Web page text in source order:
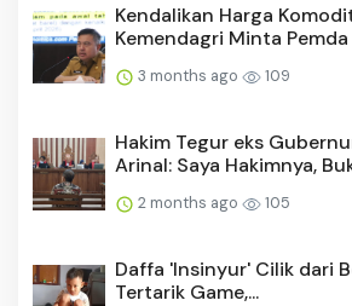
Kendalikan Harga
Kemendagri Minta Pemda
3 months ago 109
Hakim Tegur eks
Arinal: Saya Hakimnya,
2 months ago 105
Daffa 'Insinyur' Cilik dari
Tertarik Game,...